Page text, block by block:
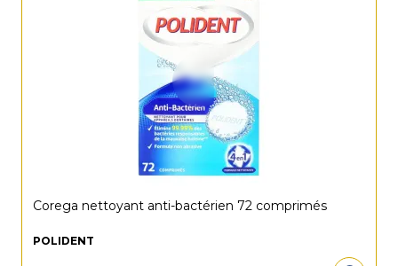
Corega nettoyant anti-bactérien 72 comprimés
POLIDENT